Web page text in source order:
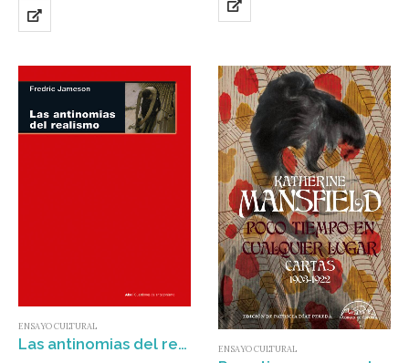
ENSAYO CULTURAL
Las antinomias del realismo ENSAYO CULTURAL